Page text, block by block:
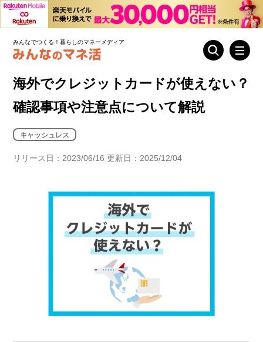
みんなでつくる！暮らしのマネーメディア
海外でクレジットカードが使えない？
確認事項や注意点について解説
キャッシュレス
リリース日：2023/06/16 更新日：2025/12/04